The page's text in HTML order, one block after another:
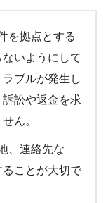
を拠点とする
いようにして
ブルが発生し
訟や返金を求
ん。
、連絡先な
ことが大切で